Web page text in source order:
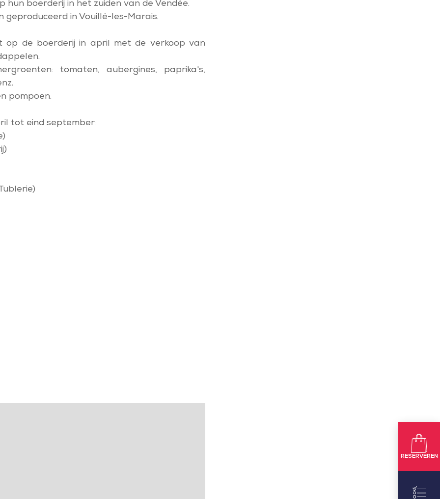
RESERVEREN
hun boerderij in het zuiden van de Vendée.
geproduceerd in Vouillé-les-Marais.
op de boerderij in april met de verkoop van
tomaten, aubergines, paprika's,
pompoen.
tot eind september: